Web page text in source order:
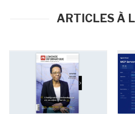
ARTICLES À